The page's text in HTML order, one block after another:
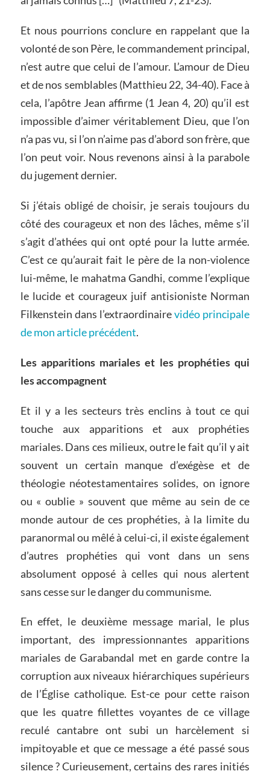
Et nous pourrions conclure en rappelant que la
volonté de son Père, le commandement principal,
n’est autre que celui de l’amour. L’amour de Dieu
et de nos semblables (Matthieu 22, 34-40). Face à
cela, l’apôtre Jean affirme (1 Jean 4, 20) qu’il est
impossible d’aimer véritablement Dieu, que l’on
n’a pas vu, si l’on n’aime pas d’abord son frère, que
l’on peut voir. Nous revenons ainsi à la parabole
du jugement dernier.
Si j’étais obligé de choisir, je serais toujours du
côté des courageux et non des lâches, même s’il
s’agit d’athées qui ont opté pour la lutte armée.
C’est ce qu’aurait fait le père de la non-violence
lui-même, le mahatma Gandhi, comme l’explique
le lucide et courageux juif antisioniste Norman
Filkenstein dans l’extraordinairevidéo principale
de mon article précédent.
Les apparitions mariales et les prophéties qui
les accompagnent
Et il y a les secteurs très enclins à tout ce qui
touche aux apparitions et aux prophéties
mariales. Dans ces milieux, outre le fait qu’il y ait
souvent un certain manque d’exégèse et de
théologie néotestamentaires solides, on ignore
ou « oublie » souvent que même au sein de ce
monde autour de ces prophéties, à la limite du
paranormal ou mêlé à celui-ci, il existe également
d’autres prophéties qui vont dans un sens
absolument opposé à celles qui nous alertent
sans cesse sur le danger du communisme.
En effet, le deuxième message marial, le plus
important, des impressionnantes apparitions
mariales de Garabandal met en garde contre la
corruption aux niveaux hiérarchiques supérieurs
de l’Église catholique. Est-ce pour cette raison
que les quatre fillettes voyantes de ce village
reculé cantabre ont subi un harcèlement si
impitoyable et que ce message a été passé sous
silence ? Curieusement, certains des rares initiés